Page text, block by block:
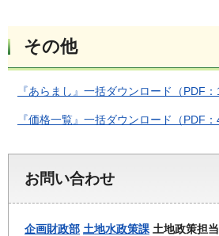
その他
『あらまし』一括ダウンロード（PDF：
『価格一覧』一括ダウンロード（PDF：
お問い合わせ
企画財政部 土地水政策課 土地政策担当